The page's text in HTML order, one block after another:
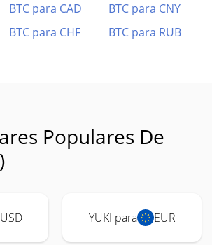
BTC para CAD
BTC para CNY
BTC para CHF BTC para RUB
Populares De
USD YUKI para EUR